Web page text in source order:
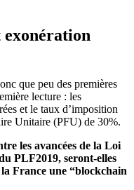
que peu des premières
lecture : les
et le taux d’imposition
Unitaire (PFU) de 30%.
les avancées de la Loi
PLF2019, seront-elles
France une “blockchain